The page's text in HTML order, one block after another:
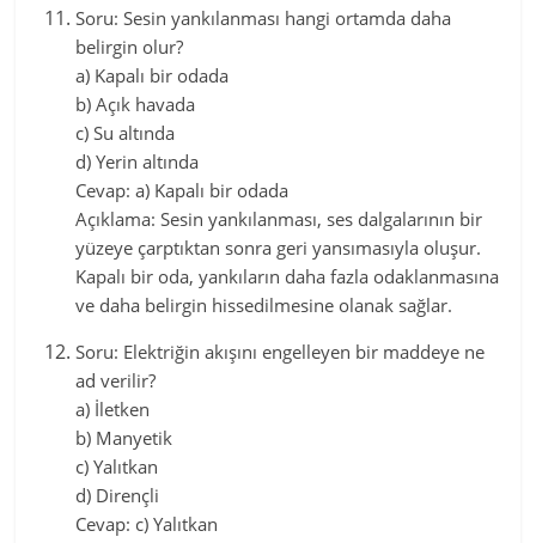
Soru: Sesin yankılanması hangi ortamda daha
belirgin olur?
a) Kapalı bir odada
b) Açık havada
c) Su altında
d) Yerin altında
Cevap: a) Kapalı bir odada
Açıklama: Sesin yankılanması, ses dalgalarının bir
yüzeye çarptıktan sonra geri yansımasıyla oluşur.
Kapalı bir oda, yankıların daha fazla odaklanmasına
ve daha belirgin hissedilmesine olanak sağlar.
Soru: Elektriğin akışını engelleyen bir maddeye ne
ad verilir?
a) İletken
b) Manyetik
c) Yalıtkan
d) Dirençli
Cevap: c) Yalıtkan